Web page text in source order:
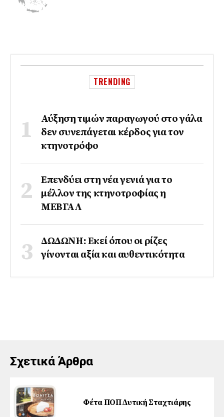
TRENDING
Αύξηση τιμών παραγωγού στο γάλα
δεν συνεπάγεται κέρδος για τον
κτηνοτρόφο
Επενδύει στη νέα γενιά για το
μέλλον της κτηνοτροφίας η
ΜΕΒΓΑΛ
ΔΩΔΩΝΗ: Εκεί όπου οι ρίζες
γίνονται αξία και αυθεντικότητα
Σχετικά Άρθρα
Φέτα ΠΟΠ ∆υτική Σταχτιάρης